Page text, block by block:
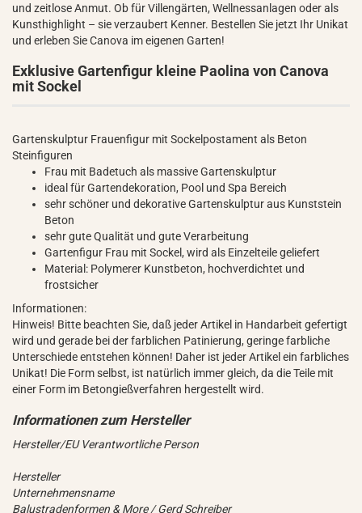
und zeitlose Anmut. Ob für Villengärten, Wellnessanlagen oder als
Kunsthighlight – sie verzaubert Kenner. Bestellen Sie jetzt Ihr Unikat
und erleben Sie Canova im eigenen Garten!
Exklusive Gartenfigur kleine Paolina von Canova
mit Sockel
Gartenskulptur Frauenfigur mit Sockelpostament als Beton
Steinfiguren
Frau mit Badetuch als massive Gartenskulptur
ideal für Gartendekoration, Pool und Spa Bereich
sehr schöner und dekorative Gartenskulptur aus Kunststein
Beton
sehr gute Qualität und gute Verarbeitung
Gartenfigur Frau mit Sockel, wird als Einzelteile geliefert
Material: Polymerer Kunstbeton, hochverdichtet und
frostsicher
Informationen:
Hinweis! Bitte beachten Sie, daß jeder Artikel in Handarbeit gefertigt
wird und gerade bei der farblichen Patinierung, geringe farbliche
Unterschiede entstehen können! Daher ist jeder Artikel ein farbliches
Unikat! Die Form selbst, ist natürlich immer gleich, da die Teile mit
einer Form im Betongießverfahren hergestellt wird.
Hersteller/EU Verantwortliche Person
Hersteller
Unternehmensname
Balustradenformen & More / Gerd Schreiber